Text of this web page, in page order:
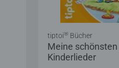
4,8 von 5 Sternen.
Meine schönsten
Kinderlieder
tiptoi® Bücher